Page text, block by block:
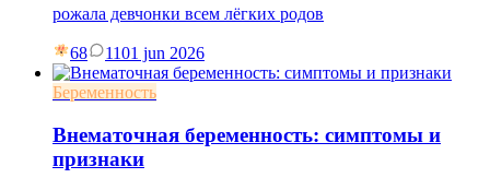
рожала девчонки всем лёгких родов
68 1101 jun 2026
Беременность
Внематочная беременность: симптомы и
признаки